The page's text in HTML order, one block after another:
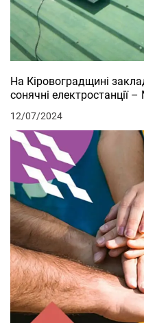
На Кіровоградщині
сонячні електростанції
12/07/2024